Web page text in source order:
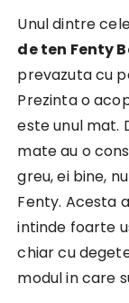
Unul dintre
de ten Fenty
prevazuta cu
Prezinta o
este unul mat.
mate au o
greu, ei bine,
Fenty. Acesta
intinde foarte
chiar cu
modul in care